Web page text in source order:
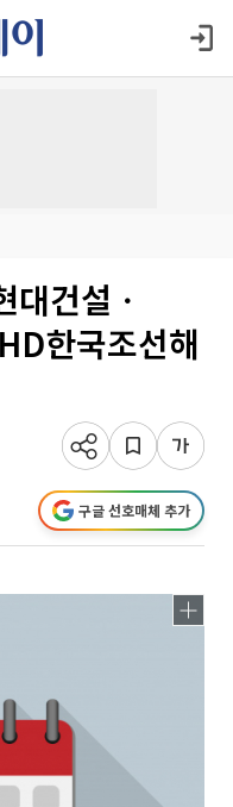
건설ㆍ
한국조선해
구글 선호매체 추가